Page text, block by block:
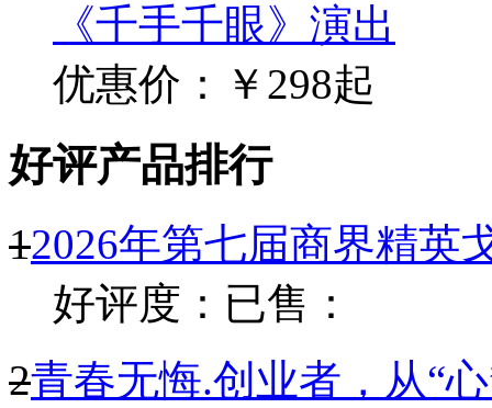
《千手千眼》演出
优惠价：￥298起
好评产品排行
12026年第七届商界精英
好评度： 已售：
2青春无悔.创业者，从“